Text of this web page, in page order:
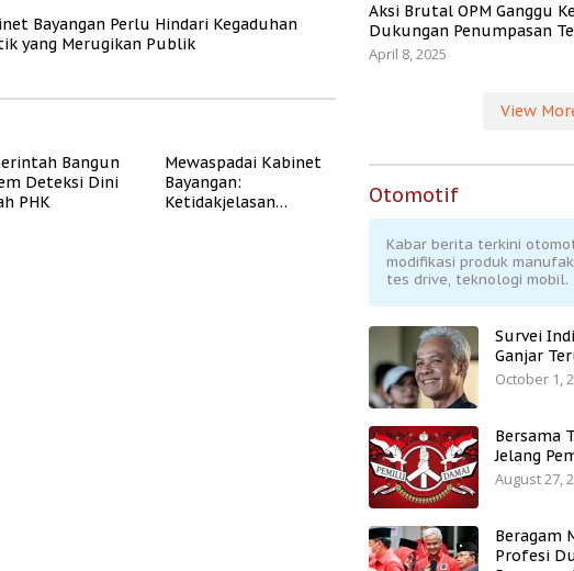
Bayangan Perlu Hindari Kegaduhan
yang Merugikan Publik
Bangun
Deteksi Dini
PHK
Mewaspadai Kabinet
Bayangan:
Ketidakjelasan
Aksi Brutal OPM Ganggu
Dukungan Penumpasan
April 8, 2025
View
Otomotif
Kabar berita terkini
modifikasi produk
tes drive, teknologi mobil.
Survei
Ganjar
October 1,
Bersama
Jelang
August 27,
Beragam
Profesi